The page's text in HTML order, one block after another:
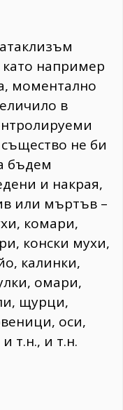
например
моментално
в
не би
бъдем
и накрая,
или мъртъв –
комари,
конски мухи,
калинки,
омари,
щурци,
оси,
т.н., и т.н.